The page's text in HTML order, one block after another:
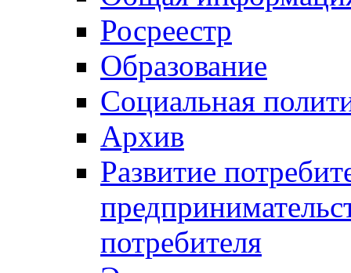
Росреестр
Образование
Социальная
Архив
Развитие
потребителя